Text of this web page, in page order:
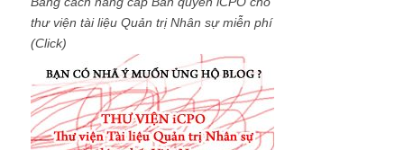
thư viện tài liệu Quản trị Nhân sự miễn phí
(Click)